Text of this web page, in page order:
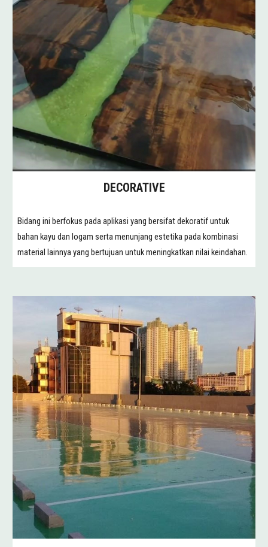
DECORATIVE
Bidang ini berfokus pada aplikasi yang bersifat dekoratif untuk
bahan kayu dan logam serta menunjang estetika pada kombinasi
material lainnya yang bertujuan untuk meningkatkan nilai keindahan.